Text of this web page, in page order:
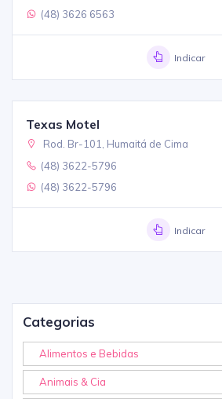
Categorias
Alimentos e Bebidas
Animais & Cia
(48) 3626 6563
Indicar
Texas Motel
Rod. Br-101, Humaitá de Cima
(48) 3622-5796
(48) 3622-5796
Indicar